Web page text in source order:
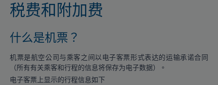
税费和附加费
什么是机票？
机票是航空公司与乘客之间以电子客票形式表达的运输承诺合同
（所有有关乘客和行程的信息将保存为电子数据）。
电子客票上显示的行程信息如下